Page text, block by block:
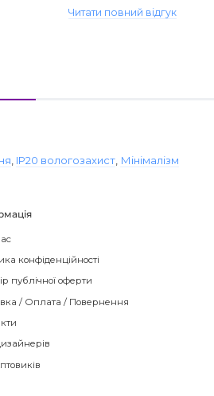
Читати повний відгук
IP20 вологозахист Мінімалізм
конфіденційності
публічної оферти
/ Оплата / Повернення